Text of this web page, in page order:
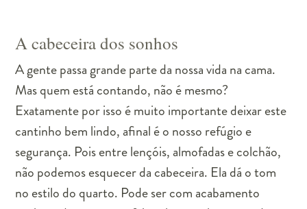
A cabeceira dos sonhos
A gente passa grande parte da nossa vida na cama.
Mas quem está contando, não é mesmo?
Exatamente por isso é muito importante deixar este
cantinho bem lindo, afinal é o nosso refúgio e
segurança. Pois entre lençóis, almofadas e colchão,
não podemos esquecer da cabeceira. Ela dá o tom
no estilo do quarto. Pode ser com acabamento